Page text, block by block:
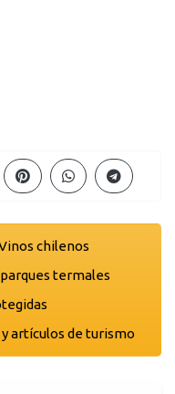
chilenos
termales
artículos de turismo